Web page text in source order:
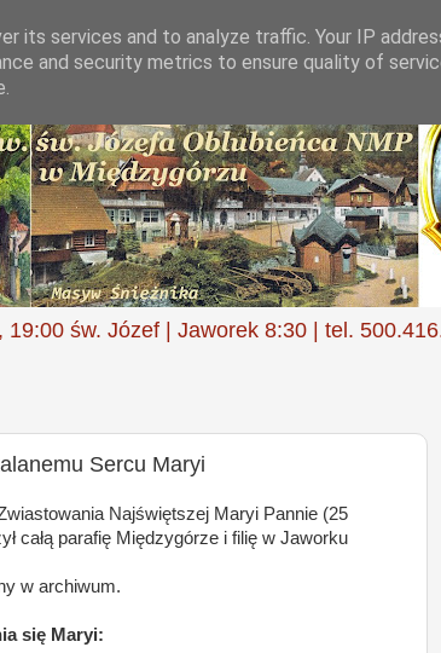
św. Józef | Jaworek 8:30 | tel.
Sercu Maryi
Najświętszej Maryi Pannie (25
całą parafię Międzygórze i filię w Jaworku
w archiwum.
się Maryi:
its services and to analyze traffic. Your IP
and security metrics to ensure quality of